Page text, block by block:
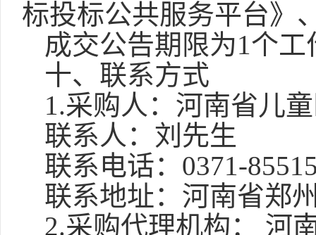
标投标公共服务平台》
成交公告期限为1个工
十、 联系方式
1.采购人： 河南省儿
联系人： 刘先生
联系电话： 0371-
联系地址：河南省郑
2.采购代理机构：
河